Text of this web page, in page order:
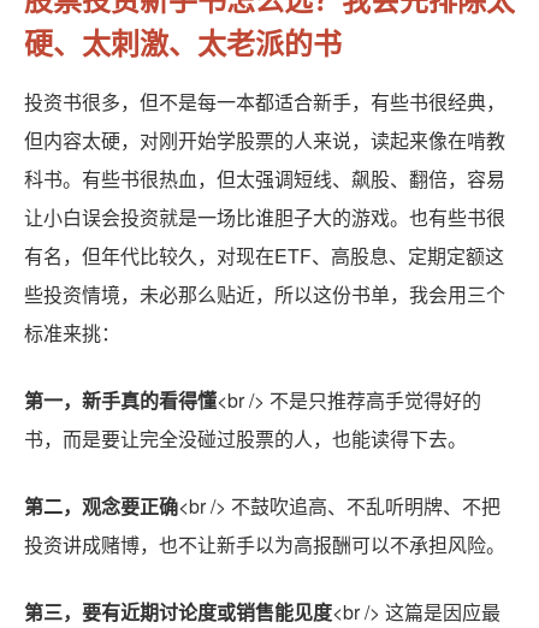
硬、太刺激、太老派的书
投资书很多，但不是每一本都适合新手，有些书很经典，
但内容太硬，对刚开始学股票的人来说，读起来像在啃教
科书。有些书很热血，但太强调短线、飙股、翻倍，容易
让小白误会投资就是一场比谁胆子大的游戏。也有些书很
有名，但年代比较久，对现在ETF、高股息、定期定额这
些投资情境，未必那么贴近，所以这份书单，我会用三个
标准来挑：
第一，新手真的看得懂<br /> 不是只推荐高手觉得好的
书，而是要让完全没碰过股票的人，也能读得下去。
第二，观念要正确<br /> 不鼓吹追高、不乱听明牌、不把
投资讲成赌博，也不让新手以为高报酬可以不承担风险。
第三，要有近期讨论度或销售能见度<br /> 这篇是因应最